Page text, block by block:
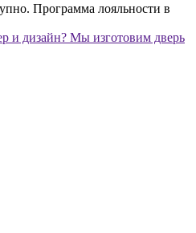
Программа лояльности в
и дизайн? Мы изготовим дверь